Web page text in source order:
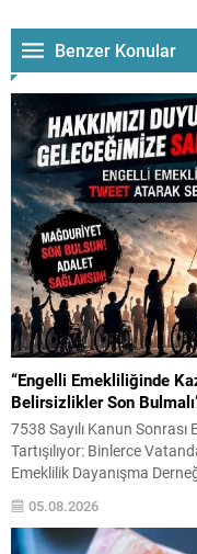
Benzer Konular
“Engelli Emekliliğinde
Belirsizlikler Son
7538 Sayılı Kanun
Tartışılıyor: Binlerce
Emeklilik Dayanışma
Sağlık Sigortası
ardından engelli
05.08.2026